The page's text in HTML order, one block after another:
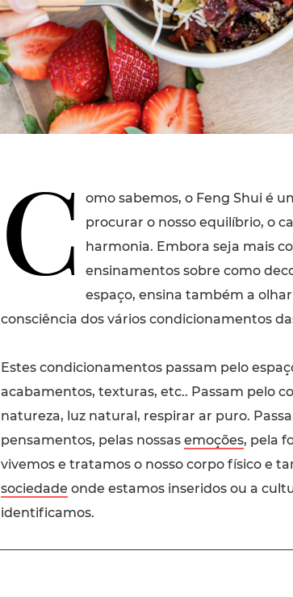
C
omo sabemos, o Feng Shui é
procurar o nosso equilíbrio, o
harmonia. Embora seja mais
ensinamentos sobre como
espaço, ensina também a
consciência dos vários condicionamentos
Estes condicionamentos passam pelo
acabamentos, texturas, etc.. Passam pelo
natureza, luz natural, respirar ar puro.
pensamentos, pelas nossas emoções, pela
vivemos e tratamos o nosso corpo físico e
sociedade onde estamos inseridos ou a
identificamos.